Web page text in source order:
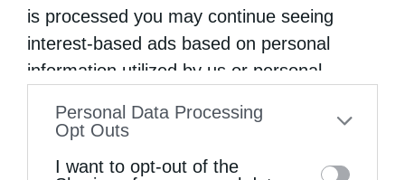
is processed you may continue seeing
interest-based ads based on personal
information utilized by us or personal
to your opt-out. You may separately opt-out
Personal Data Processing
Opt Outs
I want to opt-out of the
ΔΕΙΤΕ ΕΠΙΣΗΣ